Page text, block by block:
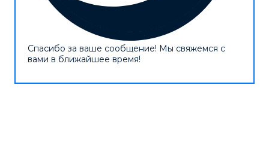
Спасибо за ваше сообщение! Мы свяжемся с
вами в ближайшее время!